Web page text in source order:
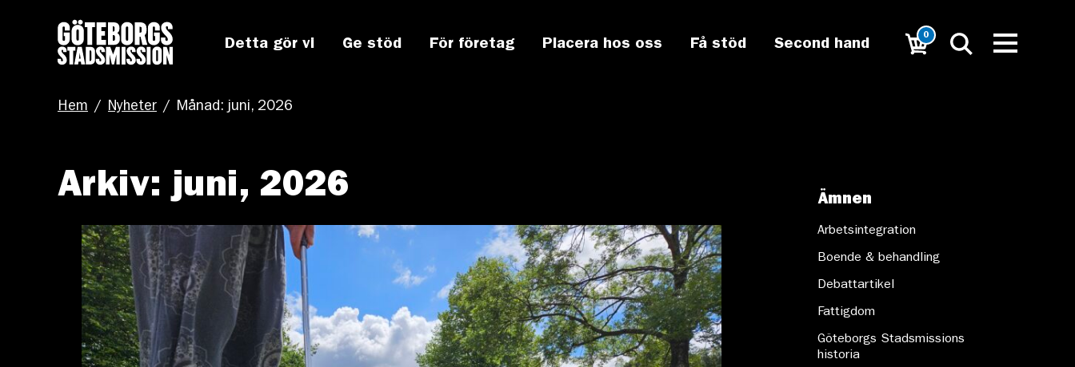
Detta gör vi Ge stöd För företag Placera hos oss Få stöd Second hand
0
Hem / Nyheter / Månad: juni, 2026
Ämnen
Arbetsintegration
Boende & behandling
Debattartikel
Fattigdom
Göteborgs Stadsmissions
historia
Arkiv: juni, 2026